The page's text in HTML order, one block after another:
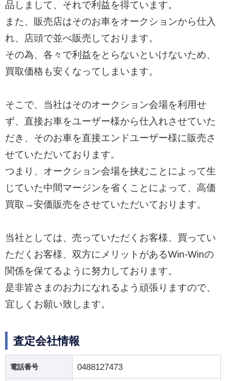
品しまして、それで利益を得ています。
また、販売店はそのお車をオークションから仕入
れ、店頭で並べ販売しております。
その為、各々で利益をとらないといけないため、
買取価格も安くなってしまいます。
そこで、当社はそのオークション会場を利用せ
ず、直接お車をユーザー様から仕入れさせていた
だき、そのお車を直接エンドユーザー様に販売さ
せていただいております。
つまり、オークション会場を挟むことによって生
じていた中間マージンを省くことによって、高価
買取→安価販売をさせていただいております。
当社としては、売っていただくお客様、買ってい
ただくお客様、双方にメリットがあるWin-Winの
関係を保てるように努力しております。
是非皆さまのお力になれるよう頑張りますので、
宜しくお願い致します。
査定会社情報
電話番号 0488127473